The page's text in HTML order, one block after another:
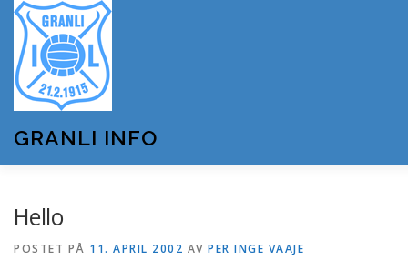
innhold
GRANLI INFO
Hello
POSTET PÅ 11. APRIL 2002 AV PER INGE VAAJE